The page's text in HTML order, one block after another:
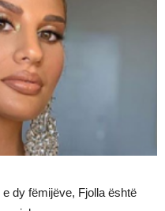
dy fëmijëve, Fjolla është